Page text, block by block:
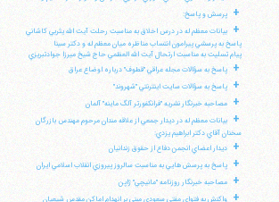
+ پرسش و پاسخ:
+
بيانات معظم له در درس اخلاق به مناسبت رحلت آيت الله يثربي كاشاني
پاسخ به پرسشي پيرامون انتساب مناظره ميان معظم له و دكتر سينا
پيام تسليت به مناسبت ارتحال آيت الله العظمي حاج شيخ ميرزا جوادتبريزي
+ پاسخ به سؤالات مجله عراقي "قطوف" درباره اوضاع عراق
+ پاسخ به سؤالات سايت اينترنتي "شهروند"
+ مصاحبه خبرنگار نشريه "فرانكفورتر آلگ ماينه" آلمان
+
بيانات معظم له در ديدار جمعي از علاقه مندان مرحوم مهندس بازرگان
سخنان آقاي دكتر ابراهيم يزدي:
+ ديدار اعضاي انجمن دفاع از حقوق زندانيان
+ پاسخ به پرسش هايي به مناسبت سالروز پيروزي انقلاب اسلامي ايران
+ مصاحبه خبرنگار روزنامه "مانيچي" ژاپن
+
واكنش به فتواي مفتي سعودي مبني بر انهدام اماكن مقدس شيعيان